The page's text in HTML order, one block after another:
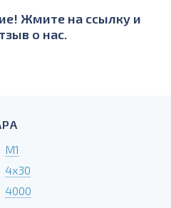
Жмите на ссылку и
о нас.
М1
4х30
4000